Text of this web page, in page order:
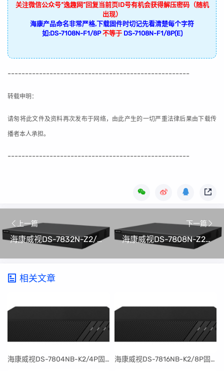
关注微信公众号“逸趣网”回复当前页ID号有机会获得解压密码（随机
出现）
海康产品命名非常严格,下载固件时切记先看清楚每个字符
如:DS-7108N-F1/8P 不等于 DS-7108N-F1/8P(E)
----------------------------------------------------
转载申明：
请匆将此文件及资料再次发布于网络，由此产生的一切严重法律后果由下载传
播者本人承担。
----------------------------------------------------
上一篇
海康威视DS-7832N-Z2/X(B)硬盘录像机(NVR)升级程序V4.82.100_240606(可解绑萤石云)
下一篇
海康威视DS-7808N-Z2/8P/X(B)硬盘录像机(NVR)升级程序V4.82.100_240606(可解绑萤石云)
相关文章
​海康威视DS-7804NB-K2/4P固件升级包V4.30.097build240401 ​海康威视DS-7816NB-K2/8P固件升级包V4.30.097build240401